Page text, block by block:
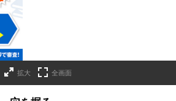
拡大 全画面